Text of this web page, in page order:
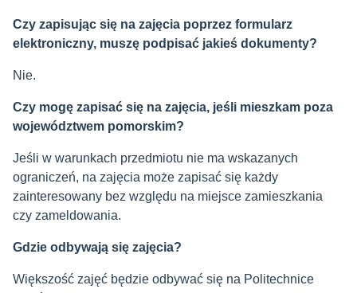
Czy zapisując się na zajęcia poprzez formularz
elektroniczny, muszę podpisać jakieś dokumenty?
Nie.
Czy mogę zapisać się na zajęcia, jeśli mieszkam poza
województwem pomorskim?
Jeśli w warunkach przedmiotu nie ma wskazanych
ograniczeń, na zajęcia może zapisać się każdy
zainteresowany bez względu na miejsce zamieszkania
czy zameldowania.
Gdzie odbywają się zajęcia?
Większość zajęć będzie odbywać się na Politechnice